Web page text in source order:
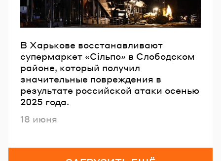
В Харькове восстанавливают
супермаркет «Сільпо» в Слободском
районе, который получил
значительные повреждения в
результате российской атаки осенью
2025 года.
Опубликовано
18 июня